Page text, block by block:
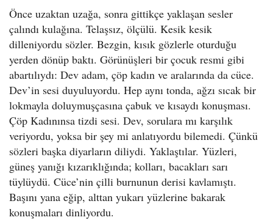
Önce uzaktan uzağa, sonra gittikçe yaklaşan sesler
çalındı kulağına. Telaşsız, ölçülü. Kesik kesik
dilleniyordu sözler. Bezgin, kısık gözlerle oturduğu
yerden dönüp baktı. Görünüşleri bir çocuk resmi gibi
abartılıydı: Dev adam, çöp kadın ve aralarında da cüce.
Dev’in sesi duyuluyordu. Hep aynı tonda, ağzı sıcak bir
lokmayla doluymuşçasına çabuk ve kısaydı konuşması.
Çöp Kadınınsa tizdi sesi. Dev, sorulara mı karşılık
veriyordu, yoksa bir şey mi anlatıyordu bilemedi. Çünkü
sözleri başka diyarların diliydi. Yaklaştılar. Yüzleri,
güneş yanığı kızarıklığında; kolları, bacakları sarı
tüylüydü. Cüce’nin çilli burnunun derisi kavlamıştı.
Başını yana eğip, alttan yukarı yüzlerine bakarak
konuşmaları dinliyordu.